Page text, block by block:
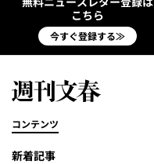
こちら
今すぐ登録する≫
コンテンツ
新着記事